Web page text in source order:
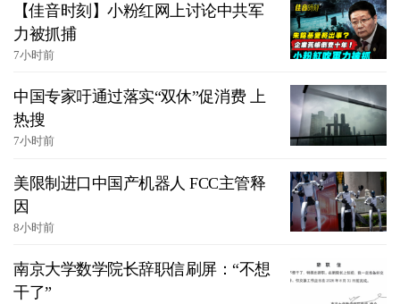
【佳音时刻】小粉红网上讨论中共军
力被抓捕
7小时前
中国专家吁通过落实“双休”促消费 上
热搜
7小时前
美限制进口中国产机器人 FCC主管释
因
8小时前
南京大学数学院长辞职信刷屏：“不想
干了”